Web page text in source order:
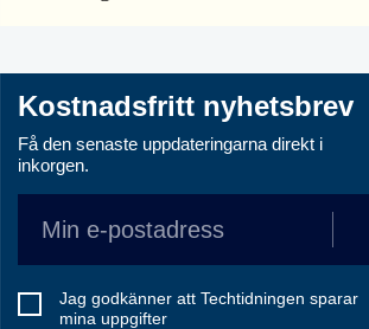
Kostnadsfritt nyhetsbrev
Få den senaste uppdateringarna direkt i
inkorgen.
Jag godkänner att Techtidningen sparar
mina uppgifter